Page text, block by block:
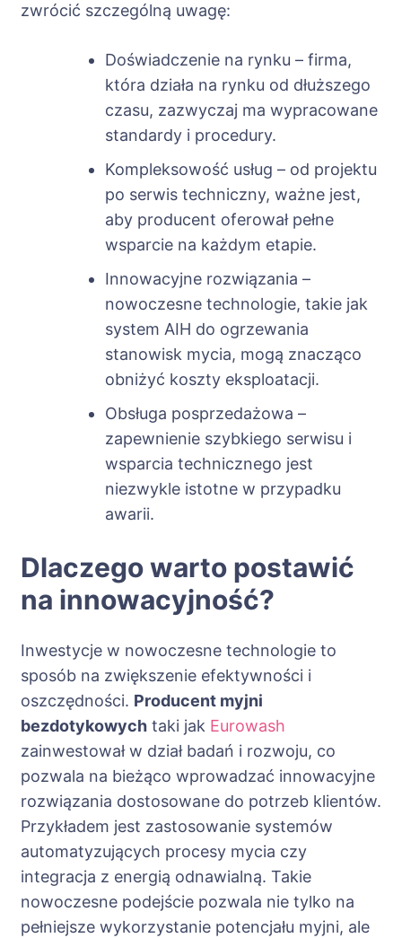
zwrócić szczególną uwagę:
Doświadczenie na rynku – firma,
która działa na rynku od dłuższego
czasu, zazwyczaj ma wypracowane
standardy i procedury.
Kompleksowość usług – od projektu
po serwis techniczny, ważne jest,
aby producent oferował pełne
wsparcie na każdym etapie.
Innowacyjne rozwiązania –
nowoczesne technologie, takie jak
system AIH do ogrzewania
stanowisk mycia, mogą znacząco
obniżyć koszty eksploatacji.
Obsługa posprzedażowa –
zapewnienie szybkiego serwisu i
wsparcia technicznego jest
niezwykle istotne w przypadku
awarii.
Dlaczego warto postawić
na innowacyjność?
Inwestycje w nowoczesne technologie to
sposób na zwiększenie efektywności i
oszczędności. Producent myjni
bezdotykowych taki jak Eurowash
zainwestował w dział badań i rozwoju, co
pozwala na bieżąco wprowadzać innowacyjne
rozwiązania dostosowane do potrzeb klientów.
Przykładem jest zastosowanie systemów
automatyzujących procesy mycia czy
integracja z energią odnawialną. Takie
nowoczesne podejście pozwala nie tylko na
pełniejsze wykorzystanie potencjału myjni, ale